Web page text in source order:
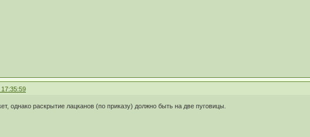
17:35:59
однако раскрытие лацканов (по приказу) должно быть на две пуговицы.